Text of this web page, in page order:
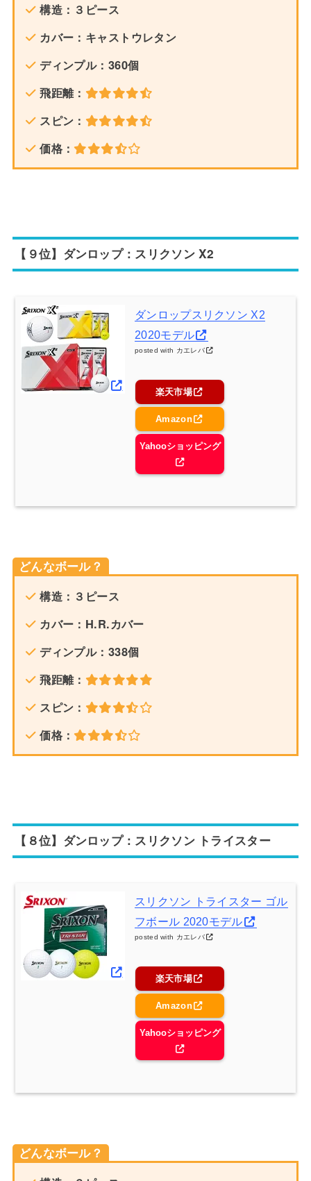
構造：３ピース
カバー：キャストウレタン
ディンプル：360個
飛距離：
スピン：
価格：
【９位】ダンロップ：スリクソン X2
ダンロップスリクソン X2
2020モデル
posted with カエレバ
楽天市場
Amazon
Yahooショッピング
どんなボール？
構造：３ピース
カバー：H.R.カバー
ディンプル：338個
飛距離：
スピン：
価格：
【８位】ダンロップ：スリクソン トライスター
スリクソン トライスター ゴル
フボール 2020モデル
posted with カエレバ
楽天市場
Amazon
Yahooショッピング
どんなボール？